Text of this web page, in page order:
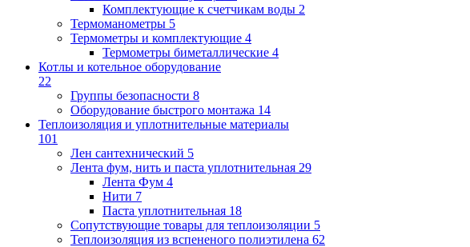
Комплектующие к счетчикам воды 2
Термоманометры 5
Термометры и комплектующие 4
Термометры биметаллические 4
Котлы и котельное оборудование
22
Группы безопасности 8
Оборудование быстрого монтажа 14
Теплоизоляция и уплотнительные материалы
101
Лен сантехнический 5
Лента фум, нить и паста уплотнительная 29
Лента Фум 4
Нити 7
Паста уплотнительная 18
Сопутствующие товары для теплоизоляции 5
Теплоизоляция из вспененого полиэтилена 62